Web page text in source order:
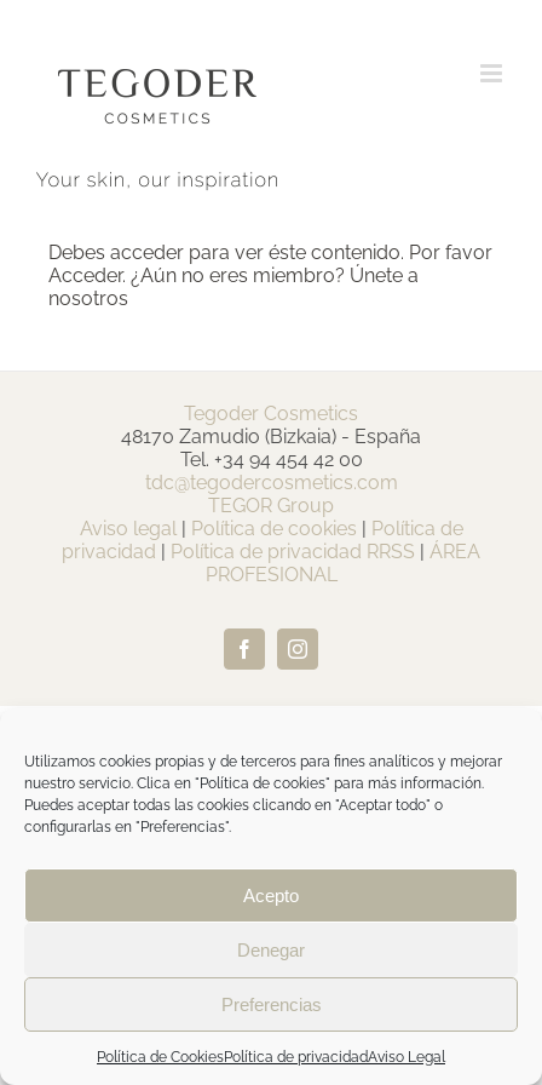
Utilizamos cookies propias y de terceros para fines analíticos y mejorar
nuestro servicio. Clica en "Política de cookies" para más información.
Puedes aceptar todas las cookies clicando en "Aceptar todo" o
configurarlas en "Preferencias".
Acepto
Denegar
Preferencias
Política de CookiesPolítica de privacidadAviso Legal
Debes acceder para ver éste contenido. Por favor
Acceder. ¿Aún no eres miembro? Únete a
nosotros
Tegoder Cosmetics
48170 Zamudio (Bizkaia) - España
Tel. +34 94 454 42 00
tdc@tegodercosmetics.com
TEGOR Group
Aviso legal| Política de cookies | Política de
privacidad | Política de privacidad RRSS | ÁREA
PROFESIONAL
FacebookInstagram